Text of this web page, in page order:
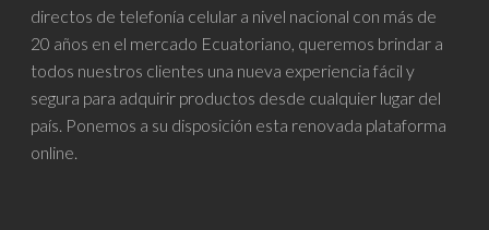
directos de telefonía celular a nivel nacional con más de
20 años en el mercado Ecuatoriano, queremos brindar a
todos nuestros clientes una nueva experiencia fácil y
segura para adquirir productos desde cualquier lugar del
país. Ponemos a su disposición esta renovada plataforma
online.